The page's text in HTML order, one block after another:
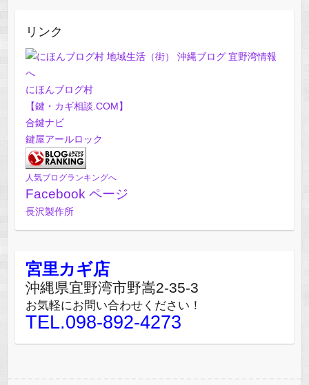
リンク
にほんブログ村
【鍵・カギ相談.COM】
合鍵ナビ
鍵屋アールロック
人気ブログランキングへ
Facebook ページ
長沢製作所
宮里カギ店
沖縄県宜野湾市野嵩2-35-3
お気軽にお問い合わせください！
TEL.098-892-4273